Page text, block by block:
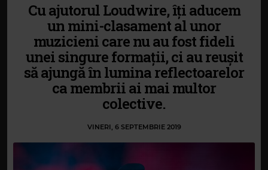
Cu ajutorul Loudwire, îți aducem
un mini-clasament al unor
muzicieni care nu au fost fideli
unei singure formații, ci au reușit
să ajungă în lumina reflectoarelor
ca membrii ai mai multor
colective.
VINERI, 6 SEPTEMBRIE 2019